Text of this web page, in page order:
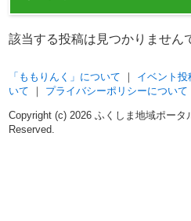
該当する投稿は見つかりません
「ももりんく」について イベント投
いて
プライバシーポリシーについて
Copyright (c) 2026 ふくしま地域ポー
Reserved.